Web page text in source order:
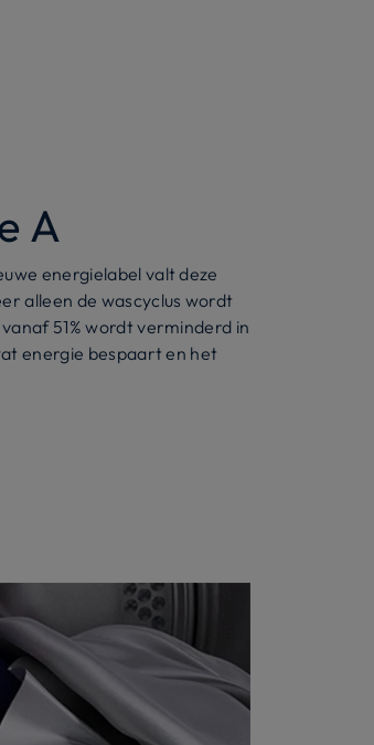
A
energielabel valt deze
alleen de wascyclus wordt
51% wordt verminderd in
energie bespaart en het